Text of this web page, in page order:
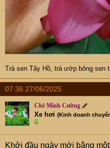
Trà sen Tây Hồ, trà ướp bông sen
07:36 27/06/2025
Chè Minh Cường
Xe hơi {Kinh doanh
Khởi đầu ngày mới bằng